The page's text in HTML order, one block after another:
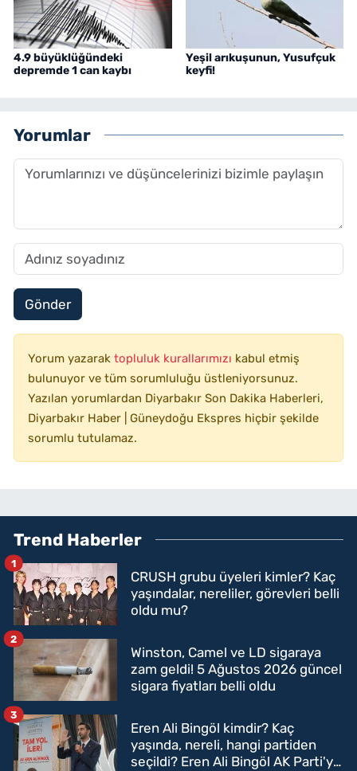
4.9 büyüklüğündeki
depremde 1 can kaybı
Yeşil arıkuşunun, Yusufçuk
keyfi!
Yorumlar
Gönder
Yorum yazarak topluluk kurallarımızı kabul etmiş
bulunuyor ve tüm sorumluluğu üstleniyorsunuz.
Yazılan yorumlardan Diyarbakır Son Dakika Haberleri,
Diyarbakır Haber | Güneydoğu Ekspres hiçbir şekilde
sorumlu tutulamaz.
Trend Haberler
CRUSH grubu üyeleri kimler? Kaç
yaşındalar, nereliler, görevleri belli
oldu mu?
1
Winston, Camel ve LD sigaraya
zam geldi! 5 Ağustos 2026 güncel
sigara fiyatları belli oldu
2
Eren Ali Bingöl kimdir? Kaç
yaşında, nereli, hangi partiden
seçildi? Eren Ali Bingöl AK Parti'ye
3